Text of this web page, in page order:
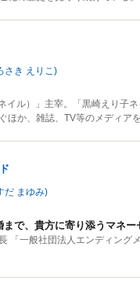
さき えりこ )
イル）」主宰。「黒崎えり子
ほか、雑誌、TV等のメディア
だ まゆみ)
で、貴方に寄り添うマネー
「一般社団法人エンディン